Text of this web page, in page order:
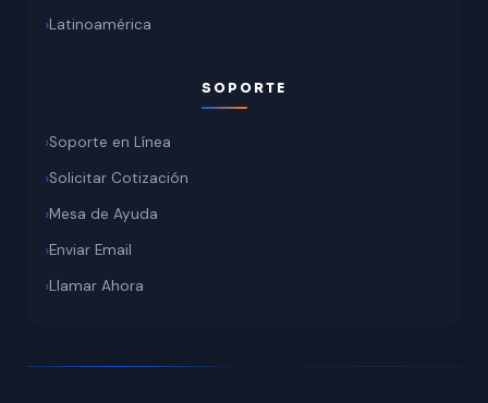
Latinoamérica
SOPORTE
Soporte en Línea
Solicitar Cotización
Mesa de Ayuda
Enviar Email
Llamar Ahora